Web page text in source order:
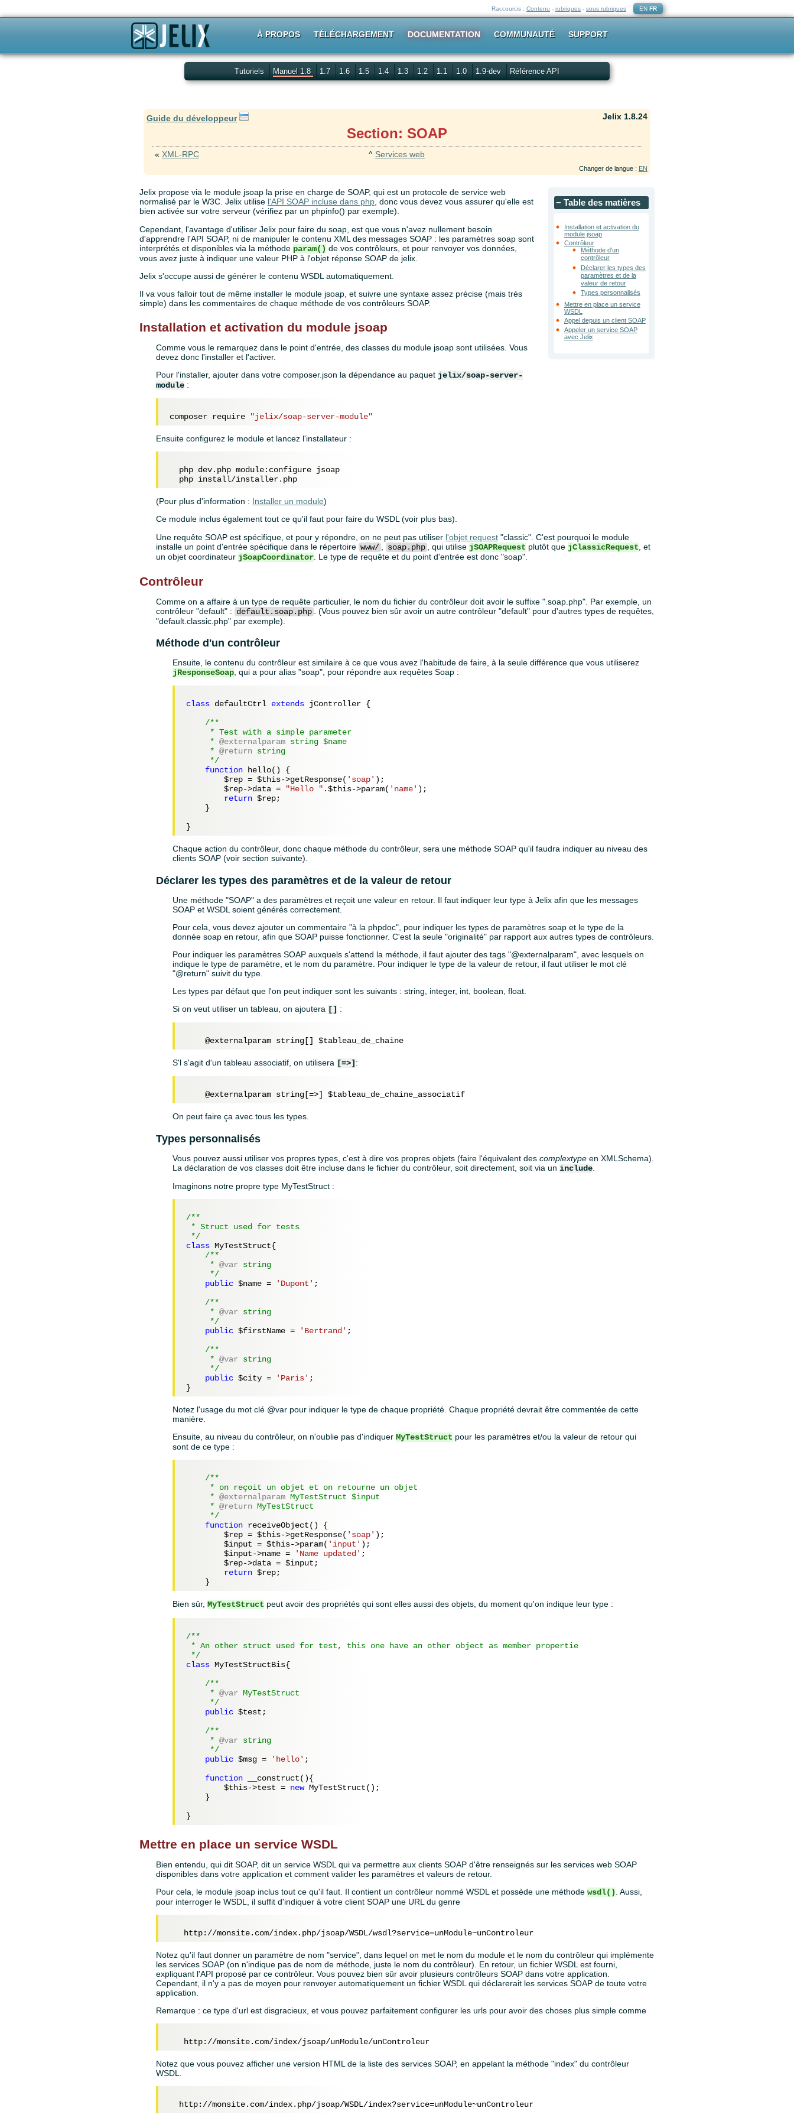
Raccourcis : Contenu - rubriques - sous rubriques EN FR
À PROPOS TÉLÉCHARGEMENT DOCUMENTATION COMMUNAUTÉ SUPPORT
Tutoriels Manuel 1.8 1.7 1.6 1.5 1.4 1.3 1.2 1.1 1.0 1.9-dev Référence API
Guide du développeur Jelix 1.8.24
Section: SOAP
« XML-RPC ^ Services web
Changer de langue : EN
−Table des matières
Installation et activation du
module jsoap
Contrôleur
Méthode d'un
contrôleur
Déclarer les types des
paramètres et de la
valeur de retour
Types personnalisés
Mettre en place un service
WSDL
Appel depuis un client SOAP
Appeler un service SOAP
avec Jelix
Jelix propose via le module jsoap la prise en charge de SOAP, qui est un protocole de service web
normalisé par le W3C. Jelix utilise l'API SOAP incluse dans php, donc vous devez vous assurer qu'elle est
bien activée sur votre serveur (vérifiez par un phpinfo() par exemple).
Cependant, l'avantage d'utiliser Jelix pour faire du soap, est que vous n'avez nullement besoin
d'apprendre l'API SOAP, ni de manipuler le contenu XML des messages SOAP : les paramètres soap sont
interprétés et disponibles via la méthode param() de vos contrôleurs, et pour renvoyer vos données,
vous avez juste à indiquer une valeur PHP à l'objet réponse SOAP de jelix.
Jelix s'occupe aussi de générer le contenu WSDL automatiquement.
Il va vous falloir tout de même installer le module jsoap, et suivre une syntaxe assez précise (mais trés
simple) dans les commentaires de chaque méthode de vos contrôleurs SOAP.
Installation et activation du module jsoap
Comme vous le remarquez dans le point d'entrée, des classes du module jsoap sont utilisées. Vous
devez donc l'installer et l'activer.
Pour l'installer, ajouter dans votre composer.json la dépendance au paquet jelix/soap-server-
module :
composer require "jelix/soap-server-module"
Ensuite configurez le module et lancez l'installateur :
  php dev.php module:configure jsoap
  php install/installer.php
(Pour plus d'information : Installer un module)
Ce module inclus également tout ce qu'il faut pour faire du WSDL (voir plus bas).
Une requête SOAP est spécifique, et pour y répondre, on ne peut pas utiliser l'objet request "classic". C'est pourquoi le module
installe un point d'entrée spécifique dans le répertoirewww/ , soap.php , qui utilise jSOAPRequest plutôt que jClassicRequest , et
un objet coordinateur jSoapCoordinator . Le type de requête et du point d'entrée est donc "soap".
Contrôleur
Comme on a affaire à un type de requête particulier, le nom du fichier du contrôleur doit avoir le suffixe ".soap.php". Par exemple, un
contrôleur "default" : default.soap.php
. (Vous pouvez bien sûr avoir un autre contrôleur "default" pour d'autres types de requêtes,
"default.classic.php" par exemple).
Méthode d'un contrôleur
Ensuite, le contenu du contrôleur est similaire à ce que vous avez l'habitude de faire, à la seule différence que vous utiliserez
jResponseSoap , qui a pour alias "soap", pour répondre aux requêtes Soap :
class defaultCtrl extends jController {
/**
     * Test with a simple parameter
     *
@externalparam string $name
     *
@return string
     */
function hello() {
$rep = $this->getResponse( 'soap' );
$rep->data = "Hello " .$this->param( 'name' );
return $rep;
    }
Chaque action du contrôleur, donc chaque méthode du contrôleur, sera une méthode SOAP qu'il faudra indiquer au niveau des
clients SOAP (voir section suivante).
Déclarer les types des paramètres et de la valeur de retour
Une méthode "SOAP" a des paramètres et reçoit une valeur en retour. Il faut indiquer leur type à Jelix afin que les messages
SOAP et WSDL soient générés correctement.
Pour cela, vous devez ajouter un commentaire "à la phpdoc", pour indiquer les types de paramètres soap et le type de la
donnée soap en retour, afin que SOAP puisse fonctionner. C'est la seule "originalité" par rapport aux autres types de contrôleurs.
Pour indiquer les paramètres SOAP auxquels s'attend la méthode, il faut ajouter des tags "@externalparam", avec lesquels on
indique le type de paramètre, et le nom du paramètre. Pour indiquer le type de la valeur de retour, il faut utiliser le mot clé
"@return" suivit du type.
Les types par défaut que l'on peut indiquer sont les suivants : string, integer, int, boolean, float.
Si on veut utiliser un tableau, on ajoutera [] :
    @externalparam string[] $tableau_de_chaine
S'l s'agit d'un tableau associatif, on utilisera [=>] :
    @externalparam string[=>] $tableau_de_chaine_associatif
On peut faire ça avec tous les types.
Types personnalisés
Vous pouvez aussi utiliser vos propres types, c'est à dire vos propres objets (faire l'équivalent descomplextype en XMLSchema).
La déclaration de vos classes doit être incluse dans le fichier du contrôleur, soit directement, soit via un include
Imaginons notre propre type MyTestStruct :
/**
* Struct used for tests
*/
class MyTestStruct{
/**
     *
@var string
     */
public $name = 'Dupont' ;
/**
     *
@var string
     */
public $firstName = 'Bertrand' ;
/**
     *
@var string
     */
public $city = 'Paris' ;
Notez l'usage du mot clé @var pour indiquer le type de chaque propriété. Chaque propriété devrait être commentée de cette
manière.
Ensuite, au niveau du contrôleur, on n'oublie pas d'indiquerMyTestStruct pour les paramètres et/ou la valeur de retour qui
sont de ce type :
/**
     * on reçoit un objet et on retourne un objet
     *
@externalparam MyTestStruct $input
     *
@return MyTestStruct
     */
function receiveObject() {
$rep = $this->getResponse( 'soap' );
$input = $this->param( 'input' );
$input->name = 'Name updated' ;
$rep->data = $input;
return $rep;
Bien sûr,MyTestStruct peut avoir des propriétés qui sont elles aussi des objets, du moment qu'on indique leur type :
/**
* An other struct used for test, this one have an other object as member propertie
*/
class MyTestStructBis{
/**
     *
@var MyTestStruct
     */
public $test ;
/**
     *
@var string
     */
public $msg = 'hello' ;
function __construct(){
$this->test = new MyTestStruct();
    }
Mettre en place un service WSDL
Bien entendu, qui dit SOAP, dit un service WSDL qui va permettre aux clients SOAP d'être renseignés sur les services web SOAP
disponibles dans votre application et comment valider les paramètres et valeurs de retour.
Pour cela, le module jsoap inclus tout ce qu'il faut. Il contient un contrôleur nommé WSDL et possède une méthodewsdl() . Aussi,
pour interroger le WSDL, il suffit d'indiquer à votre client SOAP une URL du genre
   http://monsite.com/index.php/jsoap/WSDL/wsdl?service=unModule~unControleur
Notez qu'il faut donner un paramètre de nom "service", dans lequel on met le nom du module et le nom du contrôleur qui implémente
les services SOAP (on n'indique pas de nom de méthode, juste le nom du contrôleur). En retour, un fichier WSDL est fourni,
expliquant l'API proposé par ce contrôleur. Vous pouvez bien sûr avoir plusieurs contrôleurs SOAP dans votre application.
Cependant, il n'y a pas de moyen pour renvoyer automatiquement un fichier WSDL qui déclarerait les services SOAP de toute votre
application.
Remarque : ce type d'url est disgracieux, et vous pouvez parfaitement configurer les urls pour avoir des choses plus simple comme
   http://monsite.com/index/jsoap/unModule/unControleur
Notez que vous pouvez afficher une version HTML de la liste des services SOAP, en appelant la méthode "index" du contrôleur
WSDL.
  http://monsite.com/index.php/jsoap/WSDL/index?service=unModule~unControleur